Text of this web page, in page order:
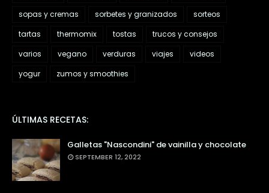
sopas y cremas
sorbetes y granizados
sorteos
tartas
thermomix tostas
trucos y consejos
varios
vegano verduras viajes
videos
yogur
zumos y smoothies
ÚLTIMAS RECETAS:
Galletas "Nascondini" de vainilla y chocolate
SEPTEMBER 12, 2022